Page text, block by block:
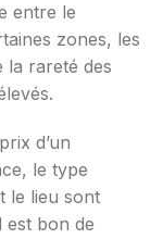
entre le
zones, les
la rareté des
d’un
le type
le lieu sont
bon de